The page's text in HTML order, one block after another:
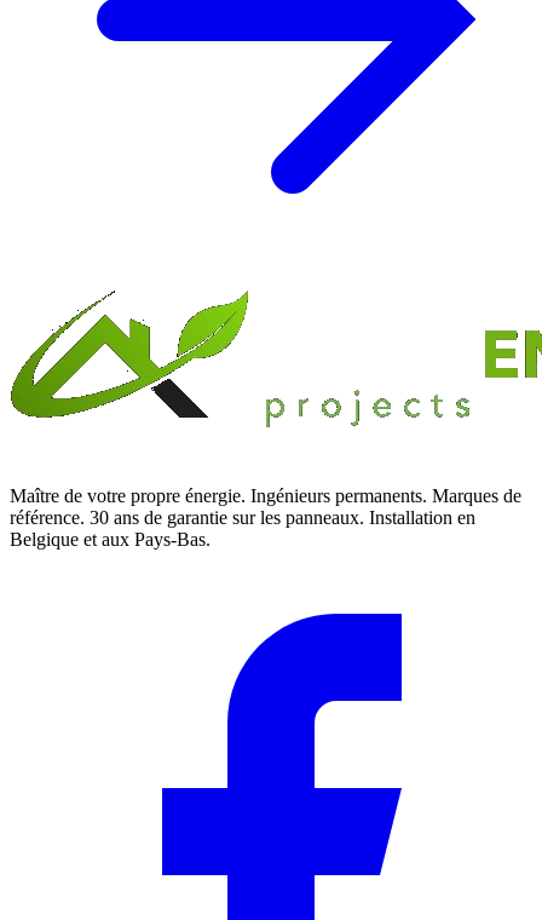
Maître de votre propre énergie. Ingénieurs permanents. Marques de
référence. 30 ans de garantie sur les panneaux. Installation en
Belgique et aux Pays-Bas.